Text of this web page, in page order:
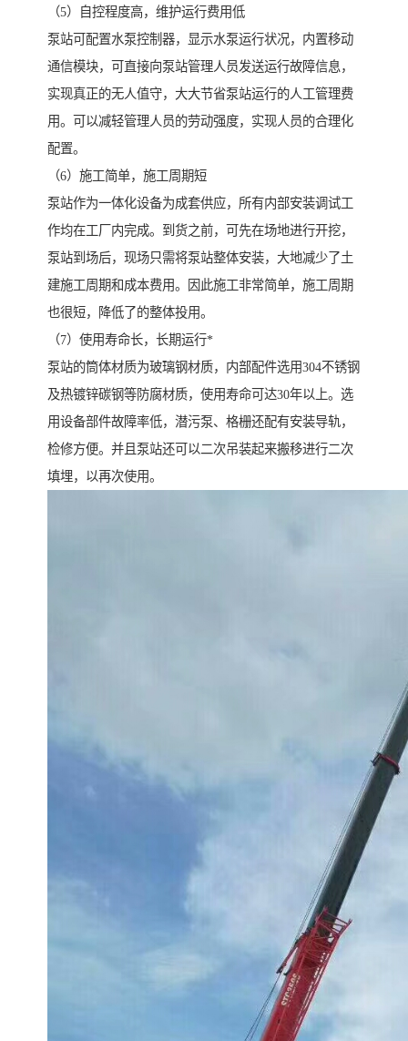
（5）自控程度高，维护运行费用低
泵站可配置水泵控制器，显示水泵运行状况，内置移动
通信模块，可直接向泵站管理人员发送运行故障信息，
实现真正的无人值守，大大节省泵站运行的人工管理费
用。可以减轻管理人员的劳动强度，实现人员的合理化
配置。
（6）施工简单，施工周期短
泵站作为一体化设备为成套供应，所有内部安装调试工
作均在工厂内完成。到货之前，可先在场地进行开挖，
泵站到场后，现场只需将泵站整体安装，大地减少了土
建施工周期和成本费用。因此施工非常简单，施工周期
也很短，降低了的整体投用。
（7）使用寿命长，长期运行*
泵站的筒体材质为玻璃钢材质，内部配件选用304不锈钢
及热镀锌碳钢等防腐材质，使用寿命可达30年以上。选
用设备部件故障率低，潜污泵、格栅还配有安装导轨，
检修方便。并且泵站还可以二次吊装起来搬移进行二次
填埋，以再次使用。